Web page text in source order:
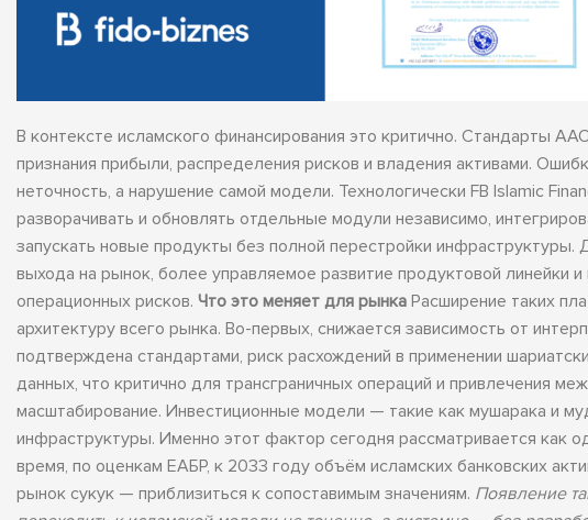
В контексте исламского финансирования это критично. Стандарты
признания прибыли, распределения рисков и владения активами.
неточность, а нарушение самой модели. Технологически FB Islamic
разворачивать и обновлять отдельные модули независимо,
запускать новые продукты без полной перестройки
выхода на рынок, более управляемое развитие продуктовой линейки
операционных рисков. Что это меняет для рынка Расширение таких
архитектуру всего рынка. Во-первых, снижается зависимость от
подтверждена стандартами, риск расхождений в применении
данных, что критично для трансграничных операций и привлечения
масштабирование. Инвестиционные модели — такие как мушарака и
инфраструктуры. Именно этот фактор сегодня рассматривается как
время, по оценкам ЕАБР, к 2033 году объём исламских банковских
рынок сукук — приблизиться к сопоставимым значениям. Появление